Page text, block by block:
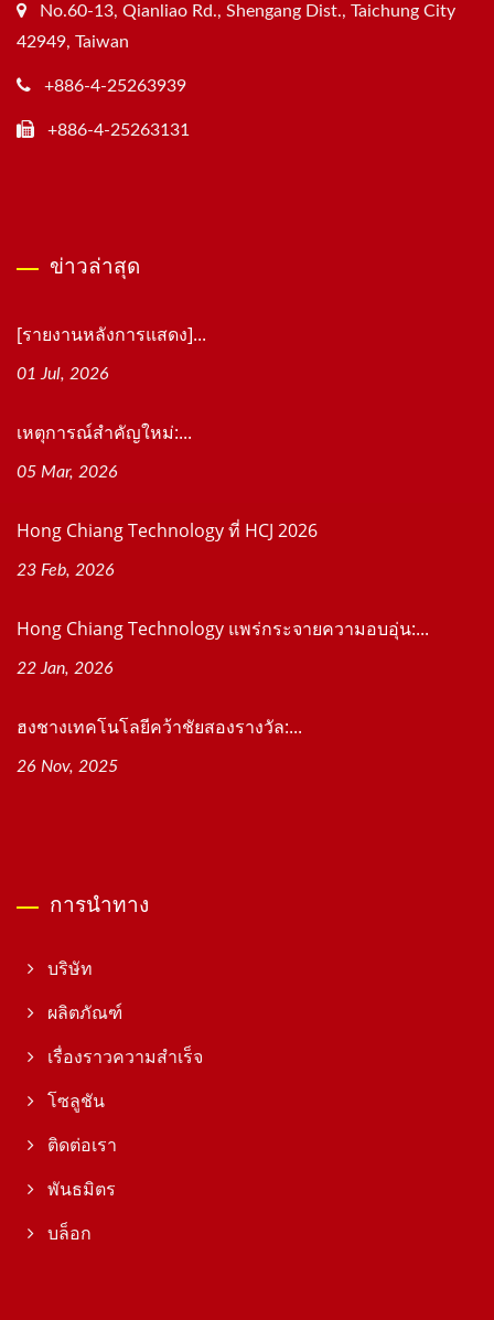
No.60-13, Qianliao Rd., Shengang Dist., Taichung City
42949, Taiwan
+886-4-25263939
+886-4-25263131
ข่าวล่าสุด
[รายงานหลังการแสดง]...
01 Jul, 2026
เหตุการณ์สำคัญใหม่:...
05 Mar, 2026
Hong Chiang Technology ที่ HCJ 2026
23 Feb, 2026
Hong Chiang Technology แพร่กระจายความอบอุ่น:...
22 Jan, 2026
ฮงชางเทคโนโลยีคว้าชัยสองรางวัล:...
26 Nov, 2025
การนำทาง
บริษัท
ผลิตภัณฑ์
เรื่องราวความสำเร็จ
โซลูชัน
ติดต่อเรา
พันธมิตร
บล็อก